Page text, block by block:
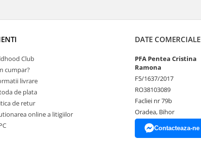
Club
cumpar?
livrare
de plata
de retur
online a litigiilor
DATE COMERCIALE
PFA Pentea Cristina
Ramona
F5/1637/2017
RO38103089
Facliei nr 79b
Oradea, Bihor
Contacteaza-ne